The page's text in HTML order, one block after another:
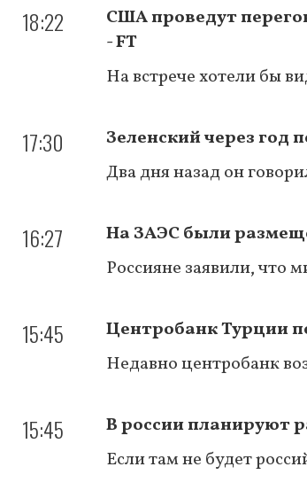
18:22
США проведут
- FT
На встрече хотели бы
17:30
Зеленский через год
Два дня назад он
16:27
На ЗАЭС были
Россияне заявили, что
15:45
Центробанк Турции
Недавно центробанк
15:45
В россии планируют
Если там не будет